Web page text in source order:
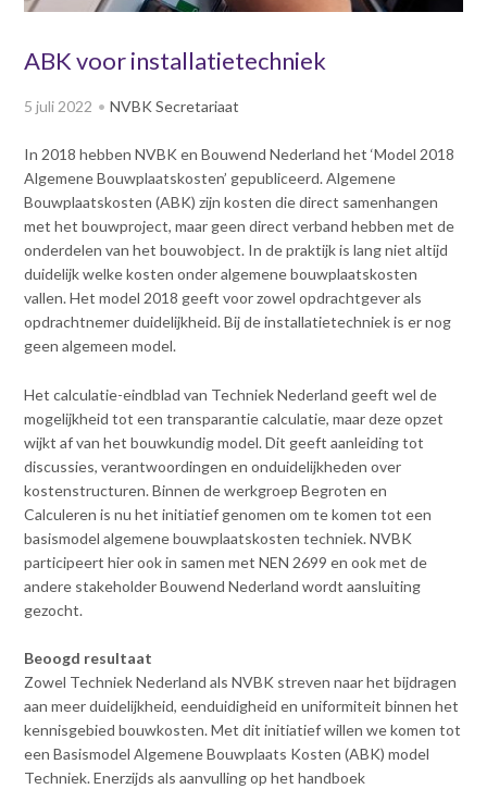
i
n
u
m
p
t
o
m
a
n
o
n
t
e
n
t
ABK voor installatietechniek
5 juli 2022 NVBK Secretariaat
In 2018 hebben NVBK en Bouwend Nederland het ‘Model 2018
Algemene Bouwplaatskosten’ gepubliceerd. Algemene
Bouwplaatskosten (ABK) zijn kosten die direct samenhangen
met het bouwproject, maar geen direct verband hebben met de
onderdelen van het bouwobject. In de praktijk is lang niet altijd
duidelijk welke kosten onder algemene bouwplaatskosten
vallen. Het model 2018 geeft voor zowel opdrachtgever als
opdrachtnemer duidelijkheid. Bij de installatietechniek is er nog
geen algemeen model.
Het calculatie-eindblad van Techniek Nederland geeft wel de
mogelijkheid tot een transparantie calculatie, maar deze opzet
wijkt af van het bouwkundig model. Dit geeft aanleiding tot
discussies, verantwoordingen en onduidelijkheden over
kostenstructuren. Binnen de werkgroep Begroten en
Calculeren is nu het initiatief genomen om te komen tot een
basismodel algemene bouwplaatskosten techniek. NVBK
participeert hier ook in samen met NEN 2699 en ook met de
andere stakeholder Bouwend Nederland wordt aansluiting
gezocht.
Beoogd resultaat
Zowel Techniek Nederland als NVBK streven naar het bijdragen
aan meer duidelijkheid, eenduidigheid en uniformiteit binnen het
kennisgebied bouwkosten. Met dit initiatief willen we komen tot
een Basismodel Algemene Bouwplaats Kosten (ABK) model
Techniek. Enerzijds als aanvulling op het handboek
Dag van de
november 2023
Bouwkostenmanagement
Publicatiereeks
levensduurkosten
Nieuwsbrieven
Nieuwsarchief
Artikelen
Verenigingsdocumenten
Columns Bernd Karstenberg
Opleiding & Carrière
Partners
Contact
Inloggen mijn NVBK
Contact
Inloggen